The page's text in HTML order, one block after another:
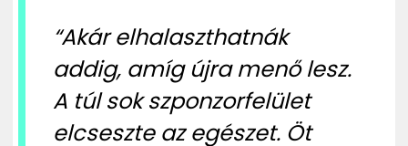
“Akár elhalaszthatnák
addig, amíg újra menő lesz.
A túl sok szponzorfelület
elcseszte az egészet. Öt